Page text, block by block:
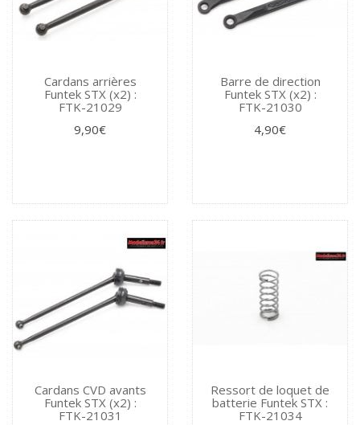
Cardans arrières
Funtek STX (x2) :
FTK-21029
9,90€
Barre de direction
Funtek STX (x2) :
FTK-21030
4,90€
Cardans CVD avants
Funtek STX (x2) :
FTK-21031
Ressort de loquet de
batterie Funtek STX :
FTK-21034